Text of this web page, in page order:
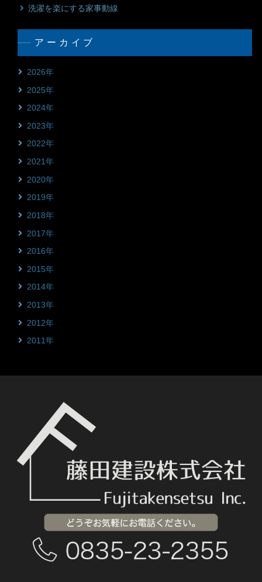
洗濯を楽にする家事動線
アーカイブ
2026年
2025年
2024年
2023年
2022年
2021年
2020年
2019年
2018年
2017年
2016年
2015年
2014年
2013年
2012年
2011年